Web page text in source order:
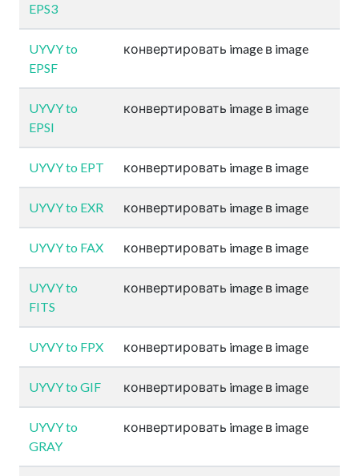
EPS3
UYVY to
EPSF
конвертировать image в image
UYVY to
EPSI
конвертировать image в image
UYVY to EPT конвертировать image в image
UYVY to EXR конвертировать image в image
UYVY to FAX конвертировать image в image
UYVY to
FITS
конвертировать image в image
UYVY to FPX конвертировать image в image
UYVY to GIF конвертировать image в image
UYVY to
GRAY
конвертировать image в image